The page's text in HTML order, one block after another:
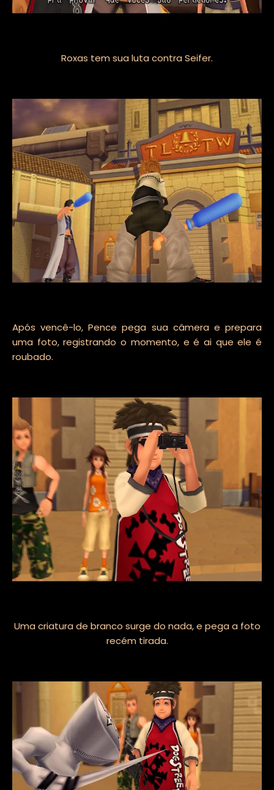
Roxas tem sua luta contra Seifer.
Após vencê-lo, Pence pega sua câmera e prepara
uma foto, registrando o momento, e é ai que ele é
roubado.
Uma criatura de branco surge do nada, e pega a foto
recém tirada.